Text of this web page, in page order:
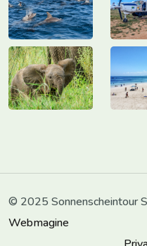
© 2025 Sonnenscheintour
Webmagine